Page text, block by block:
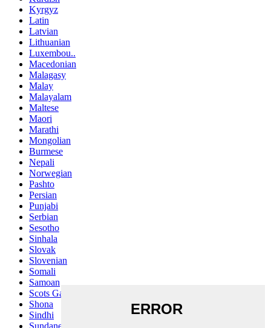
Kyrgyz
Latin
Latvian
Lithuanian
Luxembou..
Macedonian
Malagasy
Malay
Malayalam
Maltese
Maori
Marathi
Mongolian
Burmese
Nepali
Norwegian
Pashto
Persian
Punjabi
Serbian
Sesotho
Sinhala
Slovak
Slovenian
Somali
Samoan
Scots Gaelic
Shona
Sindhi
Sundanese